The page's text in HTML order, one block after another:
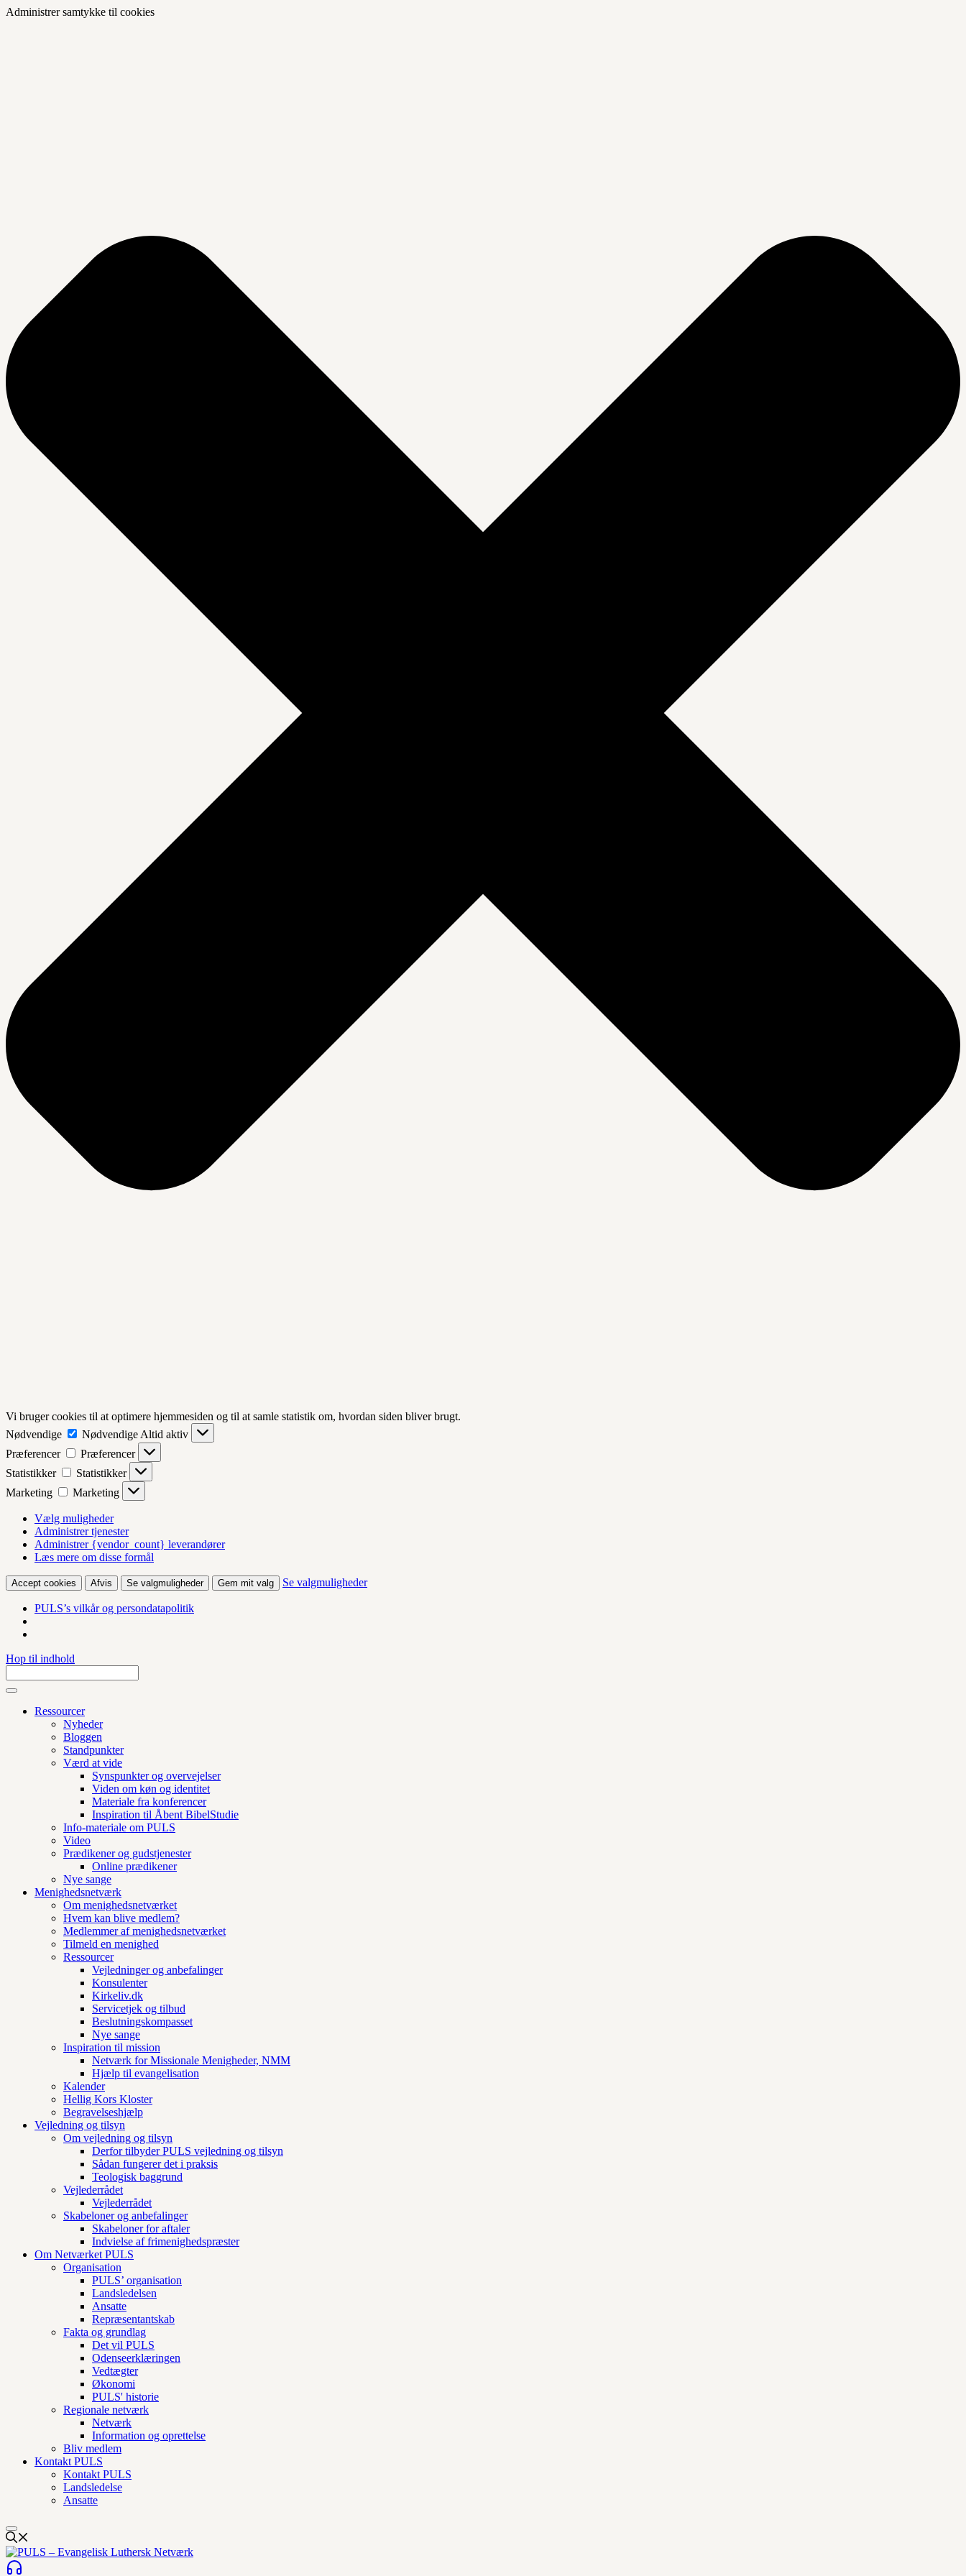
Administrer samtykke til cookies
Vi bruger cookies til at optimere hjemmesiden og til at samle statistik om, hvordan siden bliver brugt.
Nødvendige
Nødvendige Altid aktiv
Præferencer
Præferencer
Statistikker
Statistikker
Marketing
Marketing
Vælg muligheder
Administrer tjenester
Administrer {vendor_count} leverandører
Læs mere om disse formål
Accept cookies Afvis Se valgmuligheder Gem mit valg Se valgmuligheder
PULS’s vilkår og persondatapolitik
Hop til indhold
Ressourcer
Nyheder
Bloggen
Standpunkter
Værd at vide
Synspunkter og overvejelser
Viden om køn og identitet
Materiale fra konferencer
Inspiration til Åbent BibelStudie
Info-materiale om PULS
Video
Prædikener og gudstjenester
Online prædikener
Nye sange
Menighedsnetværk
Om menighedsnetværket
Hvem kan blive medlem?
Medlemmer af menighedsnetværket
Tilmeld en menighed
Ressourcer
Vejledninger og anbefalinger
Konsulenter
Kirkeliv.dk
Servicetjek og tilbud
Beslutningskompasset
Nye sange
Inspiration til mission
Netværk for Missionale Menigheder, NMM
Hjælp til evangelisation
Kalender
Hellig Kors Kloster
Begravelseshjælp
Vejledning og tilsyn
Om vejledning og tilsyn
Derfor tilbyder PULS vejledning og tilsyn
Sådan fungerer det i praksis
Teologisk baggrund
Vejlederrådet
Vejlederrådet
Skabeloner og anbefalinger
Skabeloner for aftaler
Indvielse af frimenighedspræster
Om Netværket PULS
Organisation
PULS’ organisation
Landsledelsen
Ansatte
Repræsentantskab
Fakta og grundlag
Det vil PULS
Odenseerklæringen
Vedtægter
Økonomi
PULS' historie
Regionale netværk
Netværk
Information og oprettelse
Bliv medlem
Kontakt PULS
Kontakt PULS
Landsledelse
Ansatte